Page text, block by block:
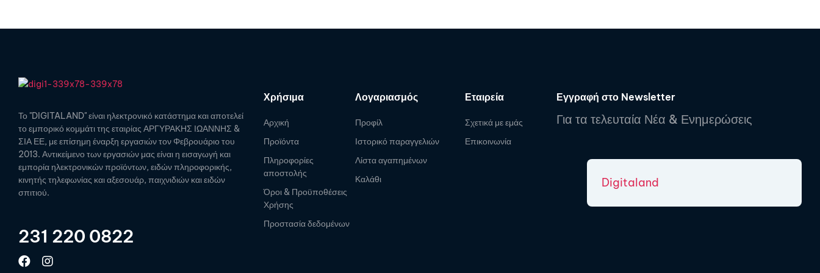
Το "DIGITALAND" είναι ηλεκτρονικό κατάστημα και αποτελεί
το εμπορικό κομμάτι της εταιρίας ΑΡΓΥΡΑΚΗΣ ΙΩΑΝΝΗΣ &
ΣΙΑ ΕΕ, με επίσημη έναρξη εργασιών τον Φεβρουάριο του
2013. Αντικείμενο των εργασιών μας είναι η εισαγωγή και
εμπορία ηλεκτρονικών προϊόντων, ειδών πληροφορικής,
κινητής τηλεφωνίας και αξεσουάρ, παιχνιδιών και ειδών
σπιτιού.
231 220 0822
Χρήσιμα
Αρχική
Προϊόντα
Πληροφορίες
αποστολής
Όροι & Προϋποθέσεις
Χρήσης
Προστασία δεδομένων
Λογαριασμός
Προφίλ
Ιστορικό παραγγελιών
Λίστα αγαπημένων
Καλάθι
Εταιρεία
Σχετικά με εμάς
Επικοινωνία
Εγγραφή στο Newsletter
Για τα τελευταία Νέα & Ενημερώσεις
Digitaland